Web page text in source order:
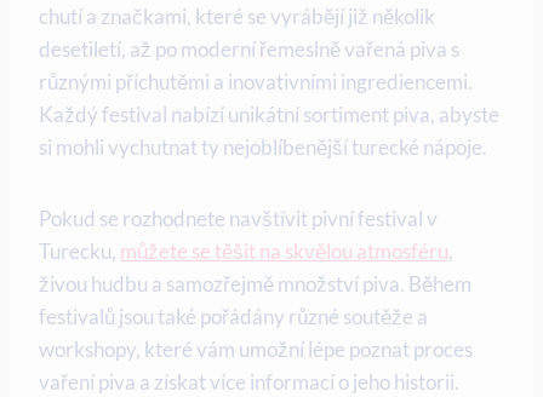
chutí a značkami, které se vyrábějí již několik
desetiletí, až po moderní řemeslně vařená piva s
různými příchutěmi a inovativními ingrediencemi.
Každý festival nabízí unikátní sortiment piva, abyste
si mohli vychutnat ty nejoblíbenější turecké nápoje.
Pokud se rozhodnete navštívit pivní festival v
Turecku, můžete se těšit na skvělou atmosféru,
živou hudbu a samozřejmě množství piva. Během
festivalů jsou také pořádány různé soutěže a
workshopy, které vám umožní lépe poznat proces
vaření piva a získat více informací o jeho historii.